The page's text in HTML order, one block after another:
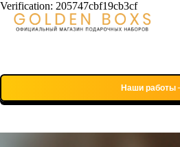
Verification: 205747cbf19cb3cf
Наши работы